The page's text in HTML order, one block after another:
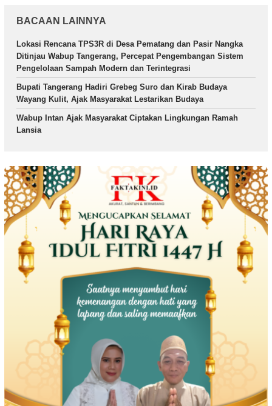
BACAAN LAINNYA
Lokasi Rencana TPS3R di Desa Pematang dan Pasir Nangka
Ditinjau Wabup Tangerang, Percepat Pengembangan Sistem
Pengelolaan Sampah Modern dan Terintegrasi
Bupati Tangerang Hadiri Grebeg Suro dan Kirab Budaya
Wayang Kulit, Ajak Masyarakat Lestarikan Budaya
Wabup Intan Ajak Masyarakat Ciptakan Lingkungan Ramah
Lansia